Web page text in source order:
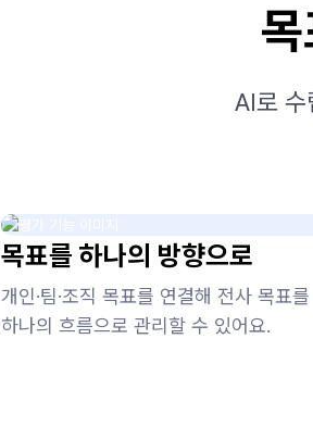
AI로 수
목표를 하나의 방향으로
개인·팀·조직 목표를 연결해 전사 목표를
하나의 흐름으로 관리할 수 있어요.